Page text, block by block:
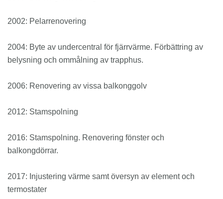
2002: Pelarrenovering
2004: Byte av undercentral för fjärrvärme. Förbättring av
belysning och ommålning av trapphus.
2006: Renovering av vissa balkonggolv
2012: Stamspolning
2016: Stamspolning. Renovering fönster och
balkongdörrar.
2017: Injustering värme samt översyn av element och
termostater